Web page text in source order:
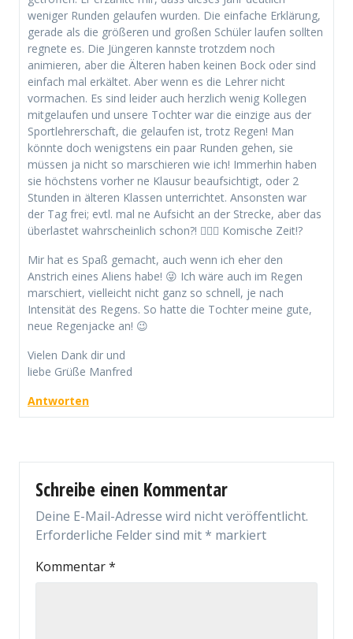
weniger Runden gelaufen wurden. Die einfache Erklärung,
gerade als die größeren und großen Schüler laufen sollten
regnete es. Die Jüngeren kannste trotzdem noch
animieren, aber die Älteren haben keinen Bock oder sind
einfach mal erkältet. Aber wenn es die Lehrer nicht
vormachen. Es sind leider auch herzlich wenig Kollegen
mitgelaufen und unsere Tochter war die einzige aus der
Sportlehrerschaft, die gelaufen ist, trotz Regen! Man
könnte doch wenigstens ein paar Runden gehen, sie
müssen ja nicht so marschieren wie ich! Immerhin haben
sie höchstens vorher ne Klausur beaufsichtigt, oder 2
Stunden in älteren Klassen unterrichtet. Ansonsten war
der Tag frei; evtl. mal ne Aufsicht an der Strecke, aber das
überlastet wahrscheinlich schon?! 🤷🏻‍♂️ Komische Zeit!?
Mir hat es Spaß gemacht, auch wenn ich eher den
Anstrich eines Aliens habe! 😜 Ich wäre auch im Regen
marschiert, vielleicht nicht ganz so schnell, je nach
Intensität des Regens. So hatte die Tochter meine gute,
neue Regenjacke an! 😉
Vielen Dank dir und
liebe Grüße Manfred
Antworten
Schreibe einen Kommentar
Deine E-Mail-Adresse wird nicht veröffentlicht.
Erforderliche Felder sind mit* markiert
Kommentar*